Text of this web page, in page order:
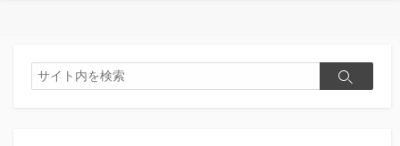
ペ
ー
検
索
検